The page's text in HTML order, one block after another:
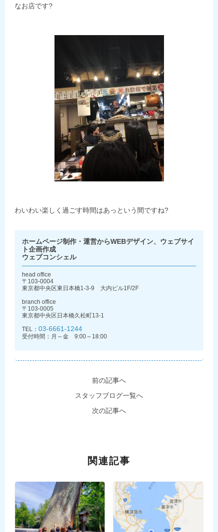
なお店です?
わいわい楽しく過ごす時間はあっという間ですね?
ホームページ制作・運営からWEBデザイン、ウェブサイ
ト企画作成
ウェブコンシェル
head office
〒103-0004
東京都中央区東日本橋1-3-9 大内ビル1F/2F
branch office
〒103-0005
東京都中央区日本橋久松町13-1
TEL： 03-6661-1244
受付時間：月～金 9:00～18:00
前の記事へ
スタッフブログ一覧へ
次の記事へ
関連記事